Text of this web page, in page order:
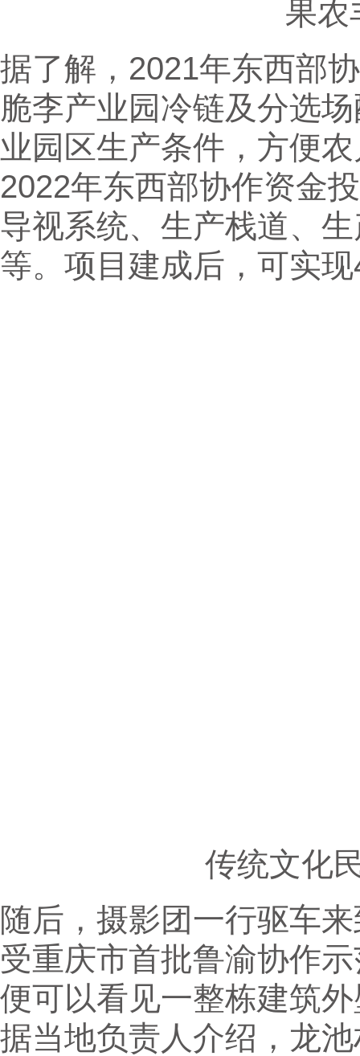
果农
据了解，2021年东西部
脆李产业园冷链及分选
业园区生产条件，方便
2022年东西部协作资金
导视系统、生产栈道、
等。项目建成后，可实
传统文化
随后，摄影团一行驱车
受重庆市首批鲁渝协作
便可以看见一整栋建筑
据当地负责人介绍，龙